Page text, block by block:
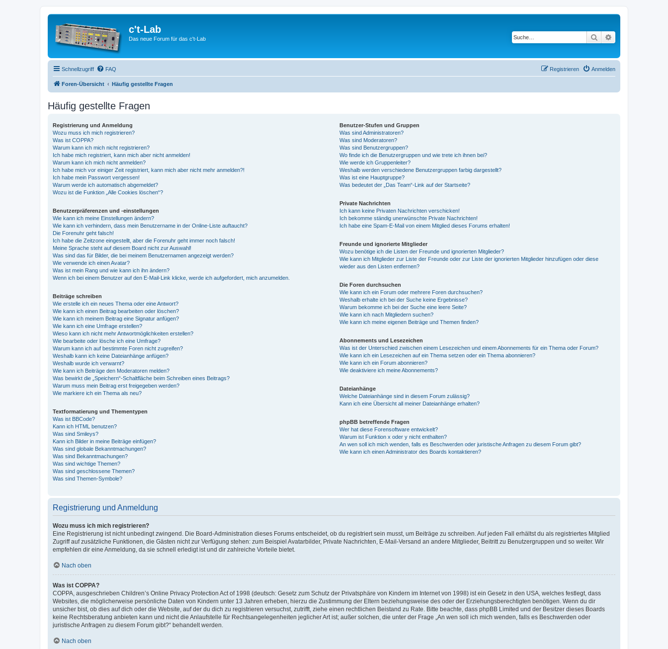
c't-Lab
Das neue Forum für das c't-Lab Suche
Schnellzugriff FAQ Anmelden
Registrieren
Foren-Übersicht Häufig gestellte Fragen
Häufig gestellte Fragen
Registrierung und Anmeldung
Wozu muss ich mich registrieren?
Was ist COPPA?
Warum kann ich mich nicht registrieren?
Ich habe mich registriert, kann mich aber nicht anmelden!
Warum kann ich mich nicht anmelden?
Ich habe mich vor einiger Zeit registriert, kann mich aber nicht mehr anmelden?!
Ich habe mein Passwort vergessen!
Warum werde ich automatisch abgemeldet?
Wozu ist die Funktion „Alle Cookies löschen“?
Benutzerpräferenzen und -einstellungen
Wie kann ich meine Einstellungen ändern?
Wie kann ich verhindern, dass mein Benutzername in der Online-Liste auftaucht?
Die Forenuhr geht falsch!
Ich habe die Zeitzone eingestellt, aber die Forenuhr geht immer noch falsch!
Meine Sprache steht auf diesem Board nicht zur Auswahl!
Was sind das für Bilder, die bei meinem Benutzernamen angezeigt werden?
Wie verwende ich einen Avatar?
Was ist mein Rang und wie kann ich ihn ändern?
Wenn ich bei einem Benutzer auf den E-Mail-Link klicke, werde ich aufgefordert, mich anzumelden.
Beiträge schreiben
Wie erstelle ich ein neues Thema oder eine Antwort?
Wie kann ich einen Beitrag bearbeiten oder löschen?
Wie kann ich meinem Beitrag eine Signatur anfügen?
Wie kann ich eine Umfrage erstellen?
Wieso kann ich nicht mehr Antwortmöglichkeiten erstellen?
Wie bearbeite oder lösche ich eine Umfrage?
Warum kann ich auf bestimmte Foren nicht zugreifen?
Weshalb kann ich keine Dateianhänge anfügen?
Weshalb wurde ich verwarnt?
Wie kann ich Beiträge den Moderatoren melden?
Was bewirkt die „Speichern“-Schaltfläche beim Schreiben eines Beitrags?
Warum muss mein Beitrag erst freigegeben werden?
Wie markiere ich ein Thema als neu?
Textformatierung und Thementypen
Was ist BBCode?
Kann ich HTML benutzen?
Was sind Smileys?
Kann ich Bilder in meine Beiträge einfügen?
Was sind globale Bekanntmachungen?
Was sind Bekanntmachungen?
Was sind wichtige Themen?
Was sind geschlossene Themen?
Was sind Themen-Symbole?
Benutzer-Stufen und Gruppen
Was sind Administratoren?
Was sind Moderatoren?
Was sind Benutzergruppen?
Wo finde ich die Benutzergruppen und wie trete ich ihnen bei?
Wie werde ich Gruppenleiter?
Weshalb werden verschiedene Benutzergruppen farbig dargestellt?
Was ist eine Hauptgruppe?
Was bedeutet der „Das Team“-Link auf der Startseite?
Private Nachrichten
Ich kann keine Privaten Nachrichten verschicken!
Ich bekomme ständig unerwünschte Private Nachrichten!
Ich habe eine Spam-E-Mail von einem Mitglied dieses Forums erhalten!
Freunde und ignorierte Mitglieder
Wozu benötige ich die Listen der Freunde und ignorierten Mitglieder?
Wie kann ich Mitglieder zur Liste der Freunde oder zur Liste der ignorierten Mitglieder hinzufügen oder diese
wieder aus den Listen entfernen?
Die Foren durchsuchen
Wie kann ich ein Forum oder mehrere Foren durchsuchen?
Weshalb erhalte ich bei der Suche keine Ergebnisse?
Warum bekomme ich bei der Suche eine leere Seite?
Wie kann ich nach Mitgliedern suchen?
Wie kann ich meine eigenen Beiträge und Themen finden?
Abonnements und Lesezeichen
Was ist der Unterschied zwischen einem Lesezeichen und einem Abonnements für ein Thema oder Forum?
Wie kann ich ein Lesezeichen auf ein Thema setzen oder ein Thema abonnieren?
Wie kann ich ein Forum abonnieren?
Wie deaktiviere ich meine Abonnements?
Dateianhänge
Welche Dateianhänge sind in diesem Forum zulässig?
Kann ich eine Übersicht all meiner Dateianhänge erhalten?
phpBB betreffende Fragen
Wer hat diese Forensoftware entwickelt?
Warum ist Funktion x oder y nicht enthalten?
An wen soll ich mich wenden, falls es Beschwerden oder juristische Anfragen zu diesem Forum gibt?
Wie kann ich einen Administrator des Boards kontaktieren?
Registrierung und Anmeldung
Wozu muss ich mich registrieren?
Eine Registrierung ist nicht unbedingt zwingend. Die Board-Administration dieses Forums entscheidet, ob du registriert sein musst, um Beiträge zu schreiben. Auf jeden Fall erhältst du als registriertes Mitglied
Zugriff auf zusätzliche Funktionen, die Gästen nicht zur Verfügung stehen: zum Beispiel Avatarbilder, Private Nachrichten, E-Mail-Versand an andere Mitglieder, Beitritt zu Benutzergruppen und so weiter. Wir
empfehlen dir eine Anmeldung, da sie schnell erledigt ist und dir zahlreiche Vorteile bietet.
Nach oben
Was ist COPPA?
COPPA, ausgeschrieben Children’s Online Privacy Protection Act of 1998 (deutsch: Gesetz zum Schutz der Privatsphäre von Kindern im Internet von 1998) ist ein Gesetz in den USA, welches festlegt, dass
Websites, die möglicherweise persönliche Daten von Kindern unter 13 Jahren erheben, hierzu die Zustimmung der Eltern beziehungsweise des oder der Erziehungsberechtigten benötigen. Wenn du dir
unsicher bist, ob dies auf dich oder die Website, auf der du dich zu registrieren versuchst, zutrifft, ziehe einen rechtlichen Beistand zu Rate. Bitte beachte, dass phpBB Limited und der Besitzer dieses Boards
keine Rechtsberatung anbieten kann und nicht die Anlaufstelle für Rechtsangelegenheiten jeglicher Art ist; außer solchen, die unter der Frage „An wen soll ich mich wenden, falls es Beschwerden oder
juristische Anfragen zu diesem Forum gibt?“ behandelt werden.
Nach oben